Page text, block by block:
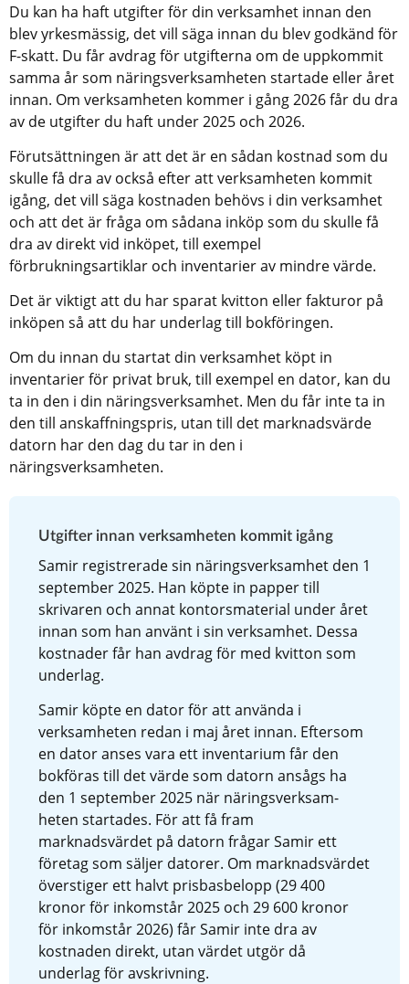
Du kan ha haft utgifter för din verksamhet innan den
blev yrkesmässig, det vill säga innan du blev godkänd för
F-skatt. Du får avdrag för utgifterna om de uppkommit
samma år som näringsverksamheten startade eller året
innan. Om verksamheten kommer i gång 2026 får du dra
av de utgifter du haft under 2025 och 2026.
Förutsättningen är att det är en sådan kostnad som du
skulle få dra av också efter att verksamheten kommit
igång, det vill säga kostnaden behövs i din verksamhet
och att det är fråga om sådana inköp som du skulle få
dra av direkt vid inköpet, till exempel
förbrukningsartiklar och inventarier av mindre värde.
Det är viktigt att du har sparat kvitton eller fakturor på
inköpen så att du har underlag till bokföringen.
Om du innan du startat din verksamhet köpt in
inventarier för privat bruk, till exempel en dator, kan du
ta in den i din näringsverksamhet. Men du får inte ta in
den till anskaffningspris, utan till det marknadsvärde
datorn har den dag du tar in den i
näringsverksamheten.
Utgifter innan verksamheten kommit igång
Samir registrerade sin näringsverksamhet den 1
september 2025. Han köpte in papper till
skrivaren och annat kontorsmaterial under året
innan som han använt i sin verksamhet. Dessa
kostnader får han avdrag för med kvitton som
underlag.
Samir köpte en dator för att använda i
verksamheten redan i maj året innan. Eftersom
en dator anses vara ett inventarium får den
bokföras till det värde som datorn ansågs ha
den 1 september 2025 när närings­verksam­
heten startades. För att få fram
marknadsvärdet på datorn frågar Samir ett
företag som säljer datorer. Om marknadsvärdet
överstiger ett halvt prisbasbelopp (29 400
kronor för inkomstår 2025 och 29 600 kronor
för inkomstår 2026) får Samir inte dra av
kostnaden direkt, utan värdet utgör då
underlag för avskrivning.